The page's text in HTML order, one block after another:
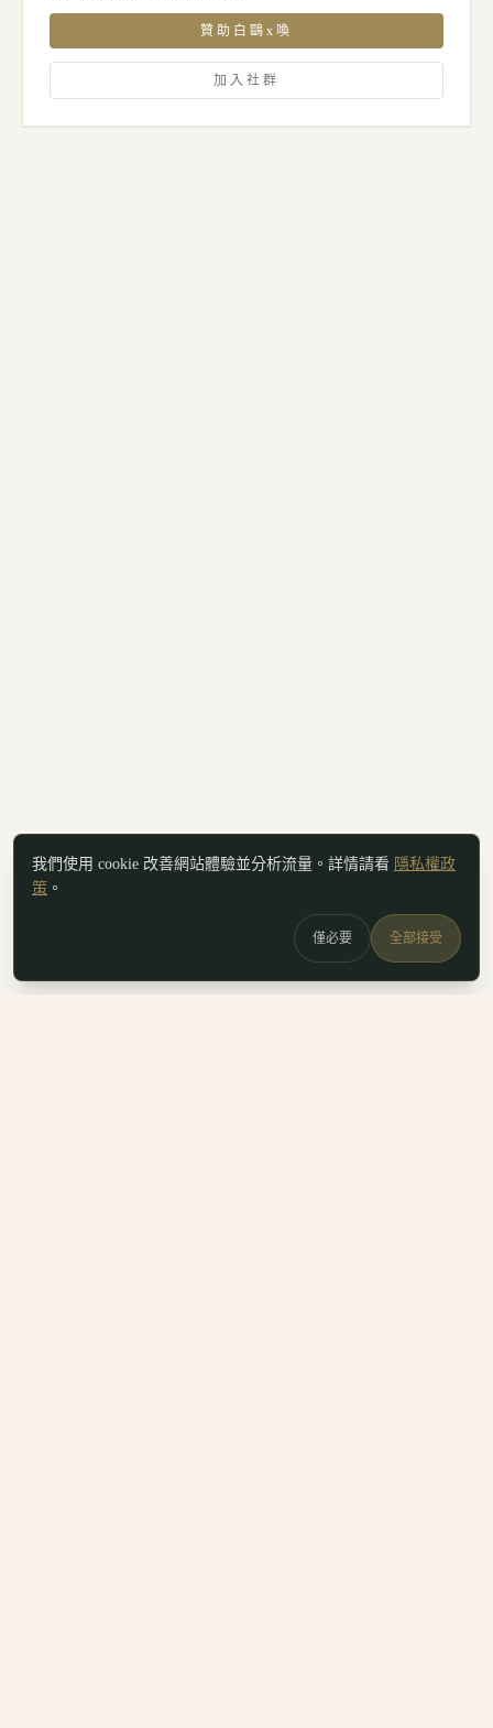
贊助白鷗x喚
加入社群
我們使用 cookie 改善網站體驗並分析流量。詳情請看 隱私權政
策 。
僅必要 全部接受